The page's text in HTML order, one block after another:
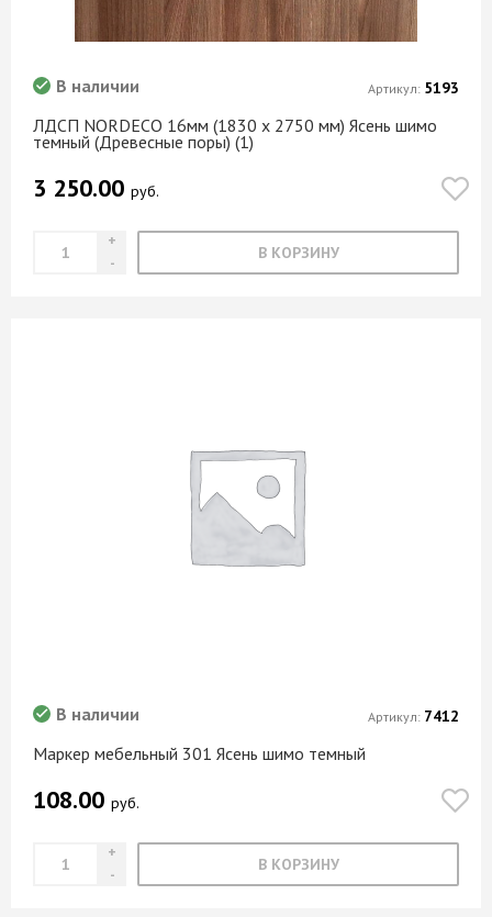
ЛДСП NORDECO 16мм (1830 х 2750 мм) Ясень шимо
темный (Древесные поры) (1)
В наличии
3 250.00 руб.
В КОРЗИНУ
Артикул: 5193
Маркер мебельный 301 Ясень шимо темный
В наличии
108.00 руб.
В КОРЗИНУ
Артикул: 7412